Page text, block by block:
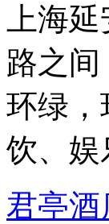
上海
路之
环绿，
饮、娱
君亭酒